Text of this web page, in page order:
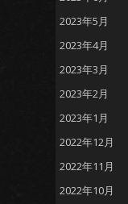
2023年5月
2023年4月
2023年3月
2023年2月
2023年1月
2022年12月
2022年11月
2022年10月